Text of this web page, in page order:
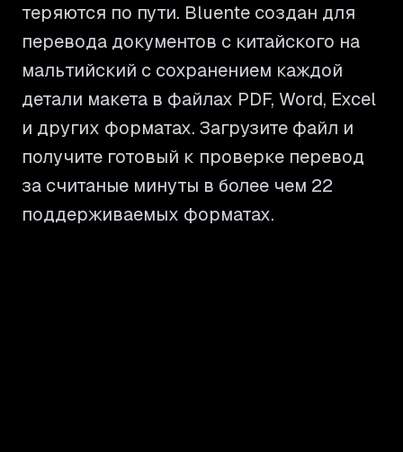
теряются по пути. Bluente создан для
перевода документов с китайского на
мальтийский с сохранением каждой
детали макета в файлах PDF, Word, Excel
и других форматах. Загрузите файл и
получите готовый к проверке перевод
за считаные минуты в более чем 22
поддерживаемых форматах.